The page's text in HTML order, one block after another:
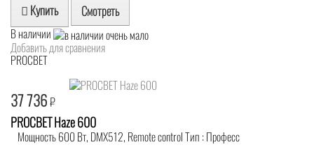
Купить Смотреть
В наличии
Добавить для сравнения
PROCBET
37 736₽
PROCBET Haze 600
Мощность 600 Вт, DMX512, Remote control Тип : Професс